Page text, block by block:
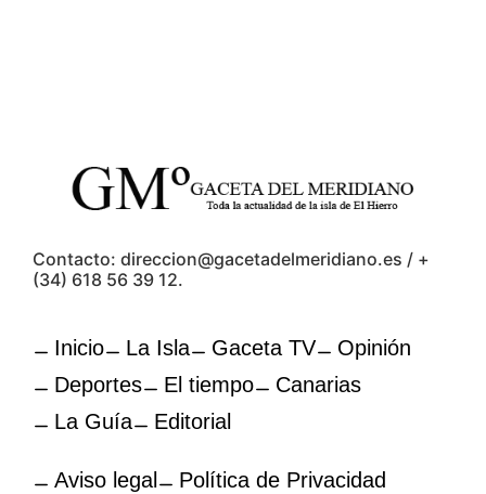
Contacto: direccion@gacetadelmeridiano.es / +
(34) 618 56 39 12.
Inicio La Isla Gaceta TV
Opinión
Deportes
El tiempo
Canarias
La Guía
Editorial
Aviso legal
Política de Privacidad